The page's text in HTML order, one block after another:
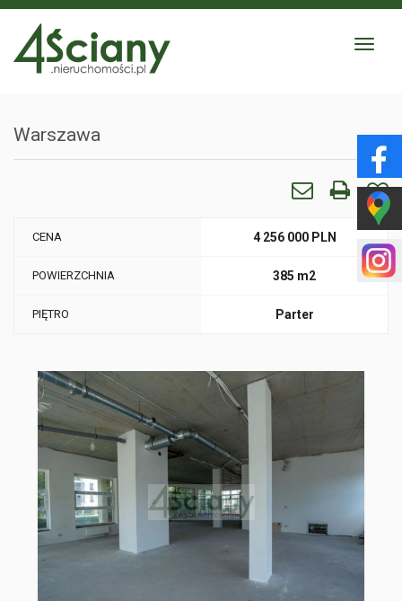
Toggle
Warszawa
CENA 4 256 000 PLN
POWIERZCHNIA 385 m2
PIĘTRO Parter